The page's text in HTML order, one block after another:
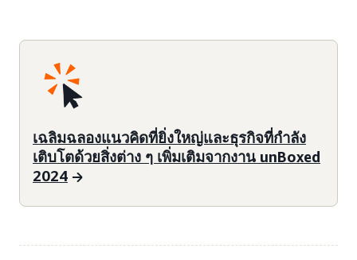
เฉลิมฉลองแนวคิดที่ยิ่งใหญ่และธุรกิจที่กำลัง
เติบโตด้วยสิ่งต่าง ๆ เพิ่มเติมจากงาน unBoxed
2024